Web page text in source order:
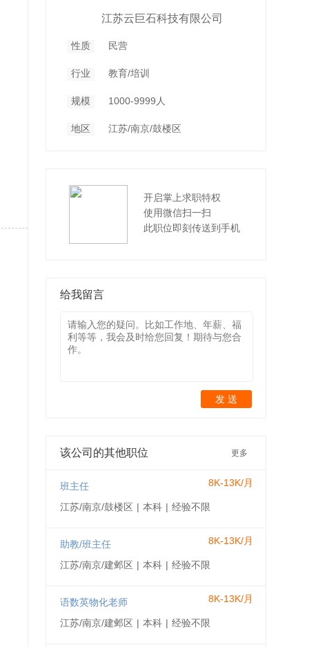
江苏云巨石科技有限公司
性质 民营
行业 教育/培训
规模 1000-9999人
地区 江苏/南京/鼓楼区
开启掌上求职特权
使用微信扫一扫
此职位即刻传送到手机
给我留言
发 送
该公司的其他职位 更多
班主任 8K-13K/月
江苏/南京/鼓楼区 | 本科 | 经验不限
助教/班主任 8K-13K/月
江苏/南京/建邺区 | 本科 | 经验不限
语数英物化老师 8K-13K/月
江苏/南京/建邺区 | 本科 | 经验不限